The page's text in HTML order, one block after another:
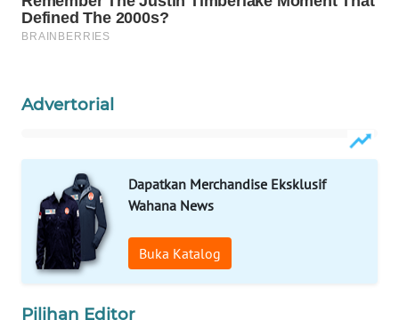
Advertorial
Dapatkan Merchandise Eksklusif
Wahana News
Buka Katalog
Pilihan Editor
Wahana
KONSUMEN
LISTRIK
MASYARAKAT
KELISTRIKAN
WALINKI